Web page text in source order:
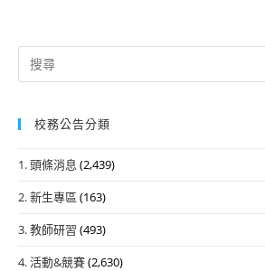
Search
for:
校務公告分類
1. 頭條消息 (2,439)
2. 新生專區 (163)
3. 教師研習 (493)
4. 活動&競賽(2,630)